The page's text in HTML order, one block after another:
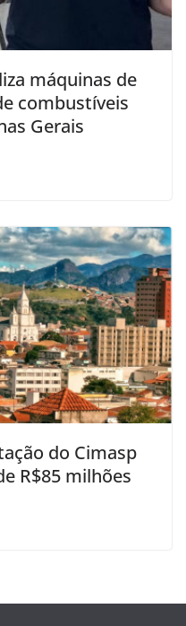
máquinas de
combustíveis
Gerais
do Cimasp
R$85 milhões